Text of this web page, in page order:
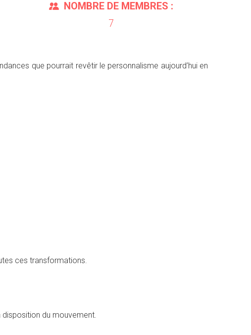
NOMBRE DE MEMBRES :
7
que pourrait revêtir le personnalisme aujourd’hui en
ces transformations.
du mouvement.